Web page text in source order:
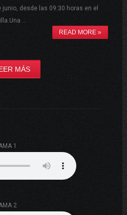
desde las 09:30 horas en el
…
READ MORE »
MÁS
1
2